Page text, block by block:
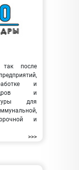
после
и
и
для
и
>>>